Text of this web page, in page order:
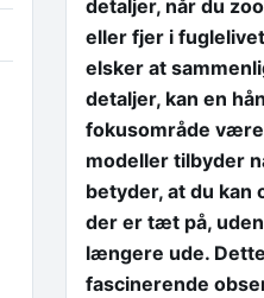
detaljer, når du
eller fjer i
elsker at
detaljer, kan en
fokusområde
modeller tilbyder
betyder, at du kan
der er tæt på,
længere ude.
fascinerende